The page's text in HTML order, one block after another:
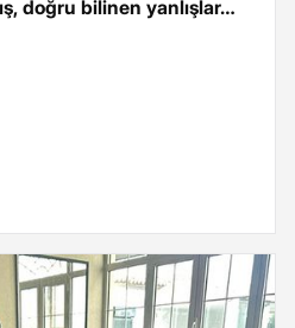
doğru bilinen yanlışlar…